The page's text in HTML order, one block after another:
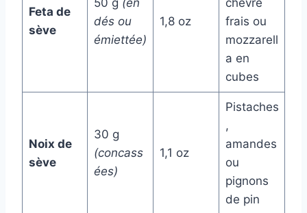
Feta de
sève
50 g (en
dés ou
émiettée)
1,8 oz
chèvre
frais ou
mozzarell
a en
cubes
Noix de
sève
30 g
(concass
ées)
1,1 oz
Pistaches
,
amandes
ou
pignons
de pin